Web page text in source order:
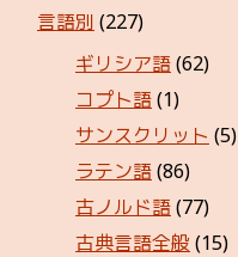
言語別 (227)
ギリシア語(62)
コプト語(1)
サンスクリット (5)
ラテン語(86)
古ノルド語(77)
古典言語全般 (15)